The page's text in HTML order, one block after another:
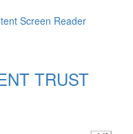
Screen Reader
TRUST